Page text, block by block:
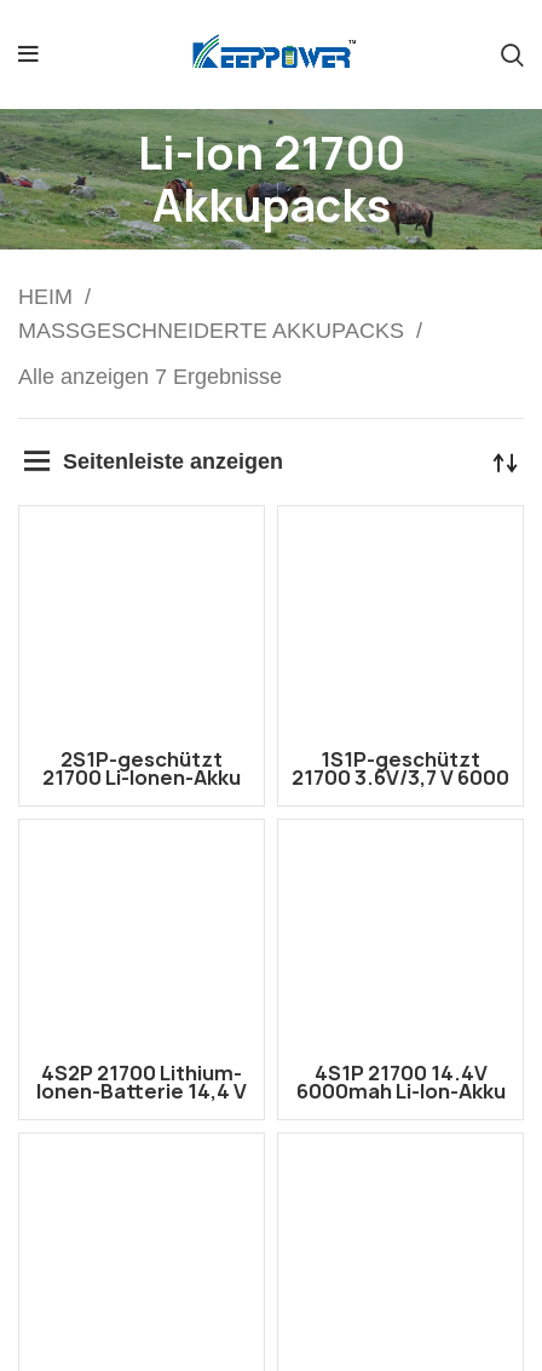
Li-Ion 21700
Akkupacks
HEIM
MASSGESCHNEIDERTE AKKUPACKS
Alle anzeigen 7 Ergebnisse
Seitenleiste anzeigen
2S1P-geschützt
21700 Li-Ionen-Akku
Amass XT30U-M-
1S1P-geschützt
21700 3.6V/3,7 V 6000
mAh Li-Ionen-Akku
mit herausgeführten
4S2P 21700 Lithium-
Ionen-Batterie 14,4 V
12AH mit Amass
XT30U-Anschluss
4S1P 21700 14.4V
6000mah Li-Ion-Akku
Anschluss